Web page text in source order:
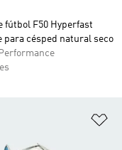
fútbol F50 Hyperfast
para césped natural seco